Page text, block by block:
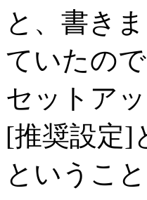
と、書き
ていたの
セットア
[推奨設定]
というこ